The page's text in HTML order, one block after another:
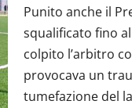
Punito anche il
squalificato fino
colpito l’arbitro
provocava un
tumefazione del